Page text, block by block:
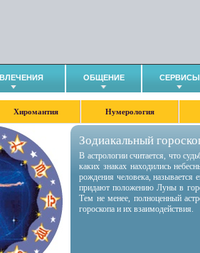
ОБЩЕНИЕ СЕРВИСЫ
Хиромантия Нумерология
Зодиакальный
В астрологии считается, что
каких знаках находились
рождения человека, называется
придают положению Луны в
Тем не менее, полноценный
гороскопа и их взаимодействия.